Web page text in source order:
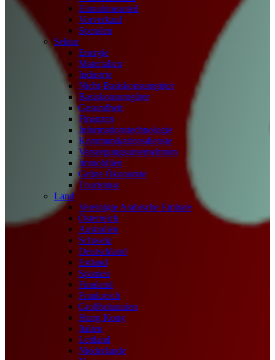
Einnahmeanteil
Vorverkauf
Spenden
Sektor
Energie
Materialien
Industrie
Nicht-Basiskonsumgüter
Basiskonsumgüter
Gesundheit
Finanzen
Informationstechnologie
Kommunikationsdienste
Versorgungsunternehmen
Immobilien
Grüne Ökonomie
Tourismus
Land
Vereinigte Arabische Emirate
Österreich
Australien
Schweiz
Deutschland
Estland
Spanien
Finnland
Frankreich
Großbritannien
Hong Kong
Italien
Lettland
Niederlande